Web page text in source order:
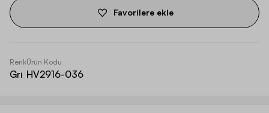
Favorilere ekle
Renk
Gri
Ürün Kodu
HV2916-036